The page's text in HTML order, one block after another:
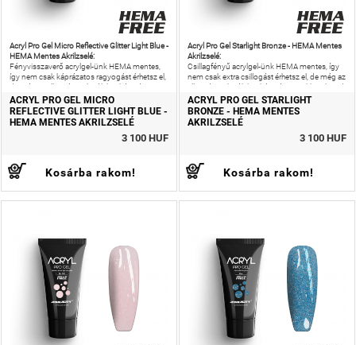
Acryl Pro Gel Micro Reflective Glitter Light Blue -
HEMA Mentes Akrilzselé:
Fényvisszaverő acrylgel-ünk HEMA mentes,
így nem csak káprázatos ragyogást érhetsz el,
de még az allergiás reakciók kockázatát is
csökkentheted!
ACRYL PRO GEL MICRO
REFLECTIVE GLITTER LIGHT BLUE -
HEMA MENTES AKRILZSELÉ
3 100 HUF
Kosárba rakom!
Acryl Pro Gel Starlight Bronze - HEMA Mentes
Akrilzselé:
Csillagfényű acrylgel-ünk HEMA mentes, így
nem csak extra csillogást érhetsz el, de még az
allergiás reakciók kockázatát is csökkentheted!
ACRYL PRO GEL STARLIGHT
BRONZE - HEMA MENTES
AKRILZSELÉ
3 100 HUF
Kosárba rakom!